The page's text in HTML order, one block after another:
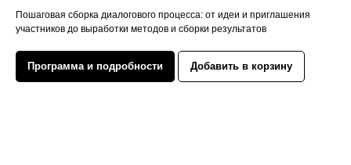
​Пошаговая сборка диалогового процесса: от идеи и приглашения
участников до выработки методов и сборки результатов
Программа и подробности Добавить в корзину